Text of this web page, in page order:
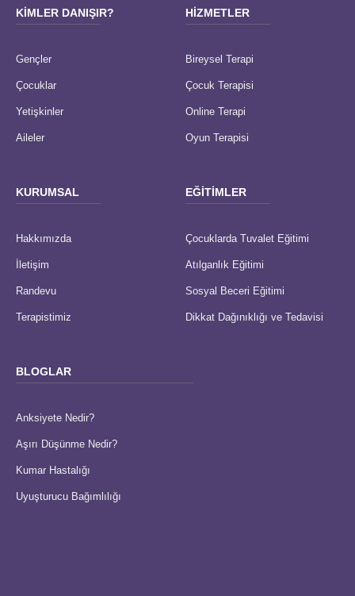
KIMLER DANIŞIR?
Gençler
Çocuklar
Yetişkinler
Aileler
HIZMETLER
Bireysel Terapi
Çocuk Terapisi
Online Terapi
Oyun Terapisi
KURUMSAL
Hakkımızda
İletişim
Randevu
Terapistimiz
EĞITIMLER
Çocuklarda Tuvalet Eğitimi
Atılganlık Eğitimi
Sosyal Beceri Eğitimi
Dikkat Dağınıklığı ve Tedavisi
BLOGLAR
Anksiyete Nedir?
Aşırı Düşünme Nedir?
Kumar Hastalığı
Uyuşturucu Bağımlılığı